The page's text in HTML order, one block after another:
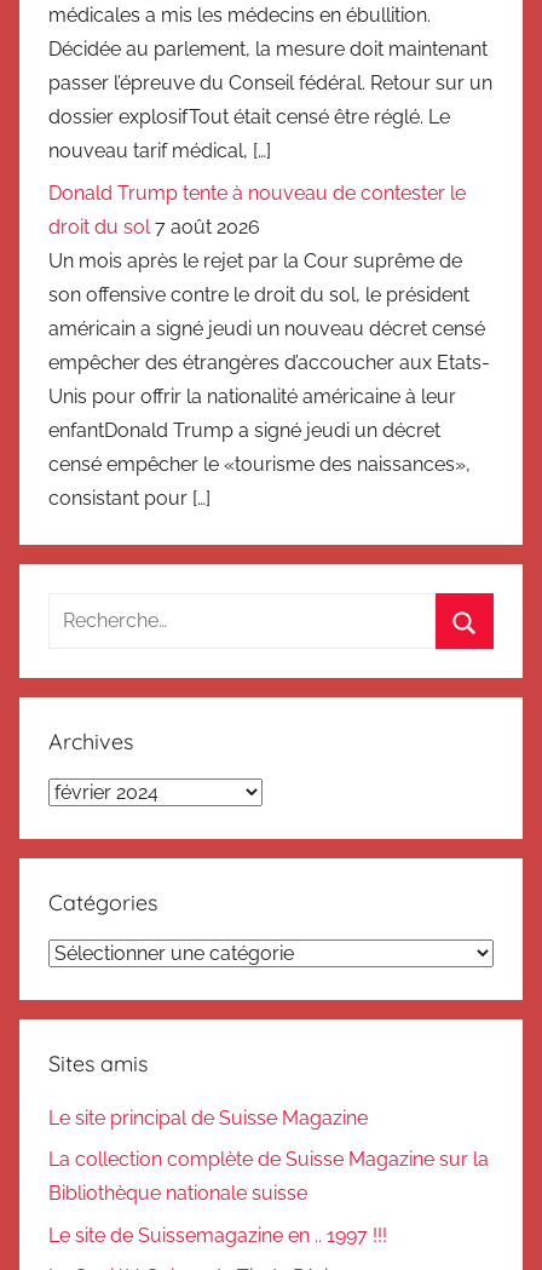
médicales a mis les médecins en ébullition.
Décidée au parlement, la mesure doit maintenant
passer l’épreuve du Conseil fédéral. Retour sur un
dossier explosifTout était censé être réglé. Le
nouveau tarif médical, […]
Donald Trump tente à nouveau de contester le
droit du sol 7 août 2026
Un mois après le rejet par la Cour suprême de
son offensive contre le droit du sol, le président
américain a signé jeudi un nouveau décret censé
empêcher des étrangères d’accoucher aux Etats-
Unis pour offrir la nationalité américaine à leur
enfantDonald Trump a signé jeudi un décret
censé empêcher le «tourisme des naissances»,
consistant pour […]
Recherche
:
Archives
Archives
Catégories
Catégories
Sites amis
Le site principal de Suisse Magazine
La collection complète de Suisse Magazine sur la
Bibliothèque nationale suisse
Le site de Suissemagazine en .. 1997 !!!